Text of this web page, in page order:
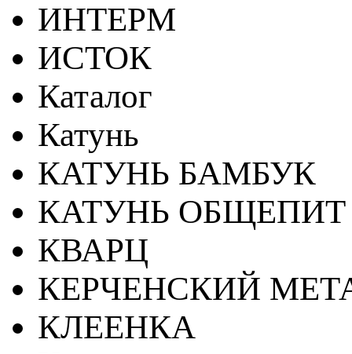
ИНТЕРМ
ИСТОК
Каталог
Катунь
КАТУНЬ БАМБУК
КАТУНЬ ОБЩЕПИТ
КВАРЦ
КЕРЧЕНСКИЙ
КЛЕЕНКА